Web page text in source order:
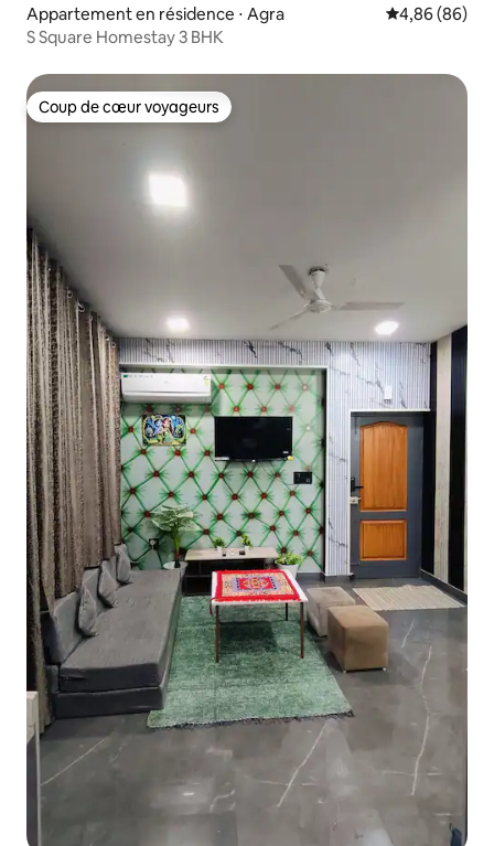
Appartement en résidence ⋅ Agra Évaluation
4,86 (86)
S Square Homestay 3 BHK
Coup de cœur voyageurs
Coup de cœur voyageurs